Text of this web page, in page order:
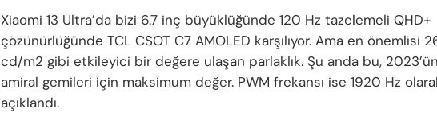
Xiaomi 13 Ultra’da bizi 6.7 inç büyüklüğünde 120 Hz tazelemeli QHD+
çözünürlüğünde TCL CSOT C7 AMOLED karşılıyor. Ama en önemlisi
cd/m2 gibi etkileyici bir değere ulaşan parlaklık. Şu anda bu,
amiral gemileri için maksimum değer. PWM frekansı ise 1920 Hz
açıklandı.